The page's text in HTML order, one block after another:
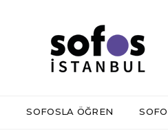
SOFOSLA ÖĞREN